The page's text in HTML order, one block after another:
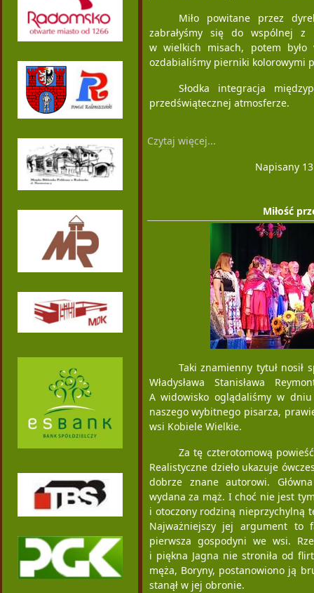
Miło powitane przez
zabrałyśmy się do wspólnej z
w wielkich misach, potem było
ozdabialiśmy pierniki kolorowymi
Słodka integracja
przedświątecznej atmosferze.
Czytaj więcej...
Napisany
Miłość
Taki znamienny tytuł nosił
Władysława Stanisława
A widowisko oglądaliśmy w
naszego wybitnego pisarza,
wsi Kobiele Wielkie.
Za tę czterotomową
Realistyczne dzieło ukazuje
dobrze znane autorowi.
wydana za mąż. I choć nie jest
i otoczony rodziną nieprzychylną
Najważniejszy jej argument to
pierwsza gospodyni we wsi.
i piękna Jagna nie stroniła od
męża, Boryny, postanowiono ją
stanął w jej obronie.